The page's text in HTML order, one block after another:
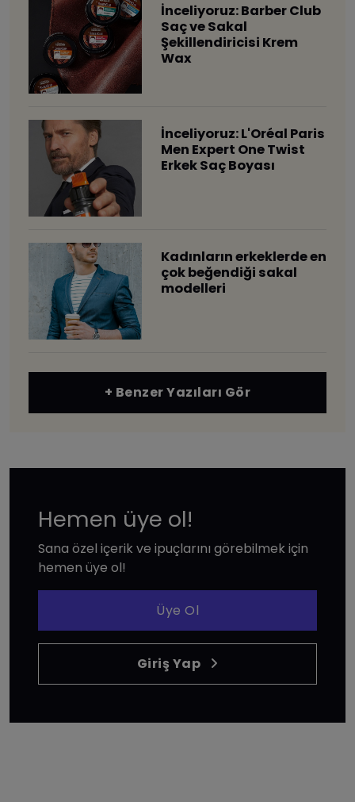
İnceliyoruz: Barber Club
Saç ve Sakal
Şekillendiricisi Krem
Wax
İnceliyoruz: L'Oréal Paris
Men Expert One Twist
Erkek Saç Boyası
​Kadınların erkeklerde en
çok beğendiği sakal
modelleri
+ Benzer Yazıları Gör
Hemen üye ol!
Sana özel içerik ve ipuçlarını görebilmek için
hemen üye ol!
Üye Ol
Giriş Yap